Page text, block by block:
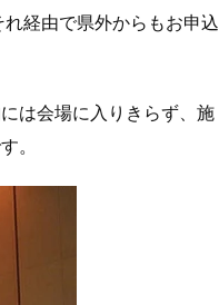
経由で県外からもお申込
は会場に入りきらず、施
。